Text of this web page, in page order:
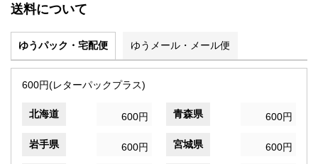
送料について
ゆうパック・宅配便 ゆうメール・メール便
600円(レターパックプラス)
北海道 600円 青森県 600円
岩手県 600円 宮城県 600円